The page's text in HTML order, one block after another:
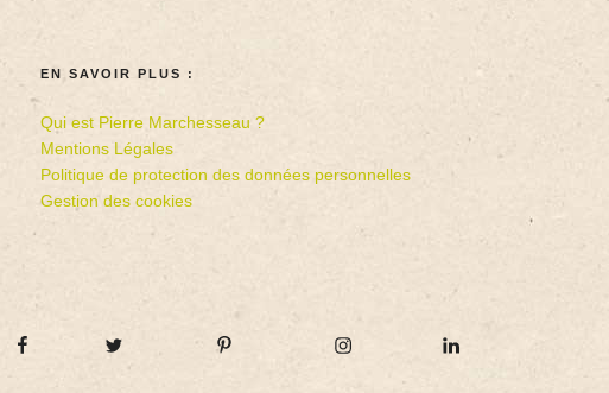
EN SAVOIR PLUS :
Qui est Pierre Marchesseau ?
Mentions Légales
Politique de protection des données personnelles
Gestion des cookies